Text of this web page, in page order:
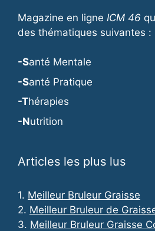
Magazine en ligne ICM 46
des thématiques suivantes :
-Santé Mentale
-Santé Pratique
-Thérapies
-Nutrition
Articles les plus lus
1. Meilleur Bruleur Graisse
2. Meilleur Bruleur de
3. Meilleur Bruleur Graisse